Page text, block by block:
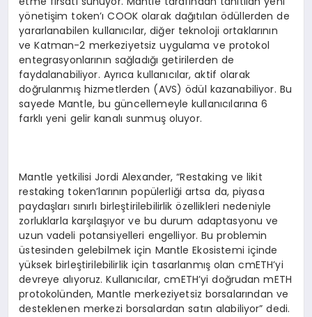
yönetişim token’ı COOK olarak dağıtılan ödüllerden de
yararlanabilen kullanıcılar, diğer teknoloji ortaklarının
ve Katman-2 merkeziyetsiz uygulama ve protokol
entegrasyonlarının sağladığı getirilerden de
faydalanabiliyor. Ayrıca kullanıcılar, aktif olarak
doğrulanmış hizmetlerden (AVS) ödül kazanabiliyor. Bu
sayede Mantle, bu güncellemeyle kullanıcılarına 6
farklı yeni gelir kanalı sunmuş oluyor.
Mantle yetkilisi Jordi Alexander, “Restaking ve likit
restaking token’larının popülerliği artsa da, piyasa
paydaşları sınırlı birleştirilebilirlik özellikleri nedeniyle
zorluklarla karşılaşıyor ve bu durum adaptasyonu ve
uzun vadeli potansiyelleri engelliyor. Bu problemin
üstesinden gelebilmek için Mantle Ekosistemi içinde
yüksek birleştirilebilirlik için tasarlanmış olan cmETH’yi
devreye alıyoruz. Kullanıcılar, cmETH’yi doğrudan mETH
protokolünden, Mantle merkeziyetsiz borsalarından ve
desteklenen merkezi borsalardan satın alabiliyor” dedi.